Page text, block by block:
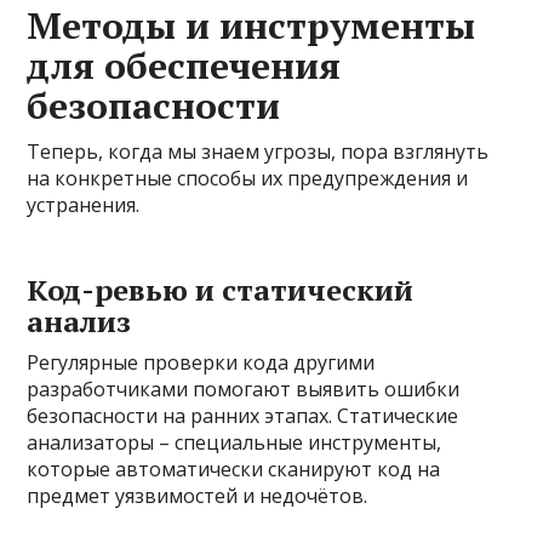
Методы и инструменты
для обеспечения
безопасности
Теперь, когда мы знаем угрозы, пора взглянуть
на конкретные способы их предупреждения и
устранения.
Код-ревью и статический
анализ
Регулярные проверки кода другими
разработчиками помогают выявить ошибки
безопасности на ранних этапах. Статические
анализаторы – специальные инструменты,
которые автоматически сканируют код на
предмет уязвимостей и недочётов.